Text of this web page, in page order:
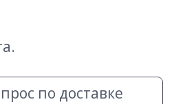
по доставке